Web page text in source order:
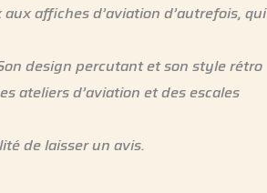
affiches d’aviation d’autrefois, qui
design percutant et son style rétro
ateliers d’aviation et des escales
de laisser un avis.